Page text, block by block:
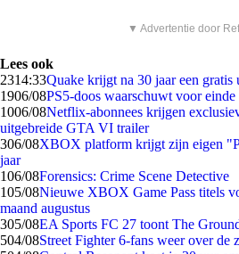
▼ Advertentie door
Lees ook
2314:33Quake krijgt na 30 jaar een gratis
1906/08PS5-doos waarschuwt voor einde
1006/08Netflix-abonnees krijgen
uitgebreide GTA VI trailer
306/08XBOX platform krijgt zijn eigen
jaar
106/08Forensics: Crime Scene Detective
105/08Nieuwe XBOX Game Pass titels
maand augustus
305/08EA Sports FC 27 toont The
504/08Street Fighter 6-fans weer over de